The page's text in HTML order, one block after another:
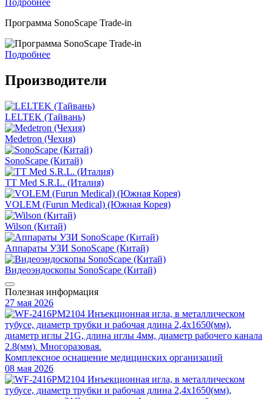
Подробнее
Программа SonoScape Trade-in
Подробнее
Производители
LELTEK (Тайвань)
Medetron (Чехия)
SonoScape (Китай)
TT Med S.R.L. (Италия)
VOLEM (Furun Medical) (Южная Корея)
Wilson (Китай)
Аппараты УЗИ SonoScape (Китай)
Видеоэндоскопы SonoScape (Китай)
Полезная информация
27 мая 2026
Комплексное оснащение медицинских организаций
08 мая 2026